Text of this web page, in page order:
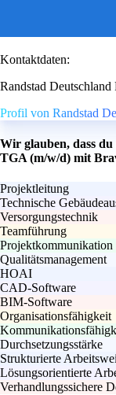
Kontaktdaten:
Randstad
Profil von Randstad
Wir glauben, dass
TGA (m/w/d) mit
Projektleitung
Technische
Versorgungstechnik
Teamführung
Projektkommunikation
Qualitätsmanagement
HOAI
CAD-Software
BIM-Software
Organisationsfähigkeit
Durchsetzungsstärke
Strukturierte
Lösungsorientierte
Verhandlungssichere